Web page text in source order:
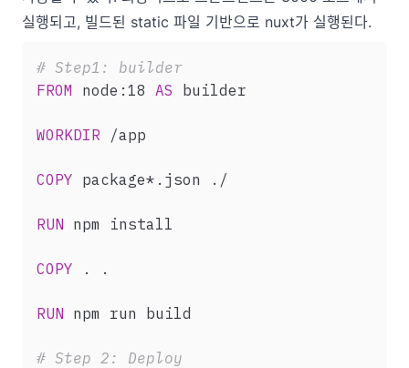
실행되고, 빌드된 static 파일 기반으로 nuxt가 실행된다.
# Step1: builder
FROM node:18 AS builder
WORKDIR /app
COPY package*.json ./
RUN npm install
COPY . .
RUN npm run build
# Step 2: Deploy